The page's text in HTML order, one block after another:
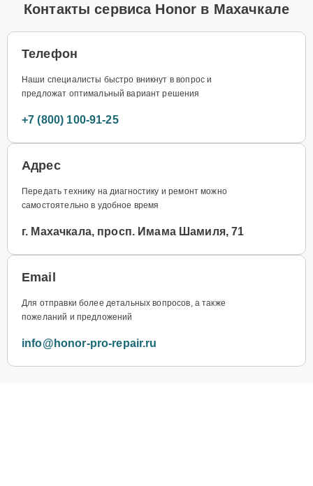
Контакты сервиса Honor в Махачкале
Телефон
Наши специалисты быстро вникнут в вопрос и
предложат оптимальный вариант решения
+7 (800) 100-91-25
Адрес
Передать технику на диагностику и ремонт можно
самостоятельно в удобное время
г. Махачкала, просп. Имама Шамиля, 71
Email
Для отправки более детальных вопросов, а также
пожеланий и предложений
info@honor-pro-repair.ru